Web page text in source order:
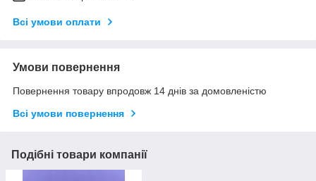
Всі умови оплати
Умови повернення
Повернення товару впродовж 14 днів за домовленістю
Всі умови повернення
Подібні товари компанії